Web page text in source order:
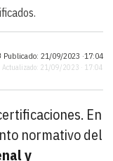
Publicado: 21/09/2023 ·17:04
Actualizado: 21/09/2023 · 17:04
En
normativo del
y